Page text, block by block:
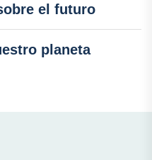
el futuro
planeta